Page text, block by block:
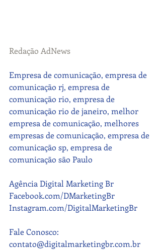
Redação AdNews
Empresa de comunicação, empresa de
comunicação rj, empresa de
comunicação rio, empresa de
comunicação rio de janeiro, melhor
empresa de comunicação, melhores
empresas de comunicação, empresa de
comunicação sp, empresa de
comunicação são Paulo
Agência Digital Marketing Br
Facebook.com/DMarketingBr
Instagram.com/DigitalMarketingBr
Fale Conosco:
contato@digitalmarketingbr.com.br